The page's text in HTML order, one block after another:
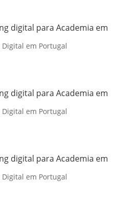
digital para Academia em
em Portugal
digital para Academia em
em Portugal
digital para Academia em
em Portugal